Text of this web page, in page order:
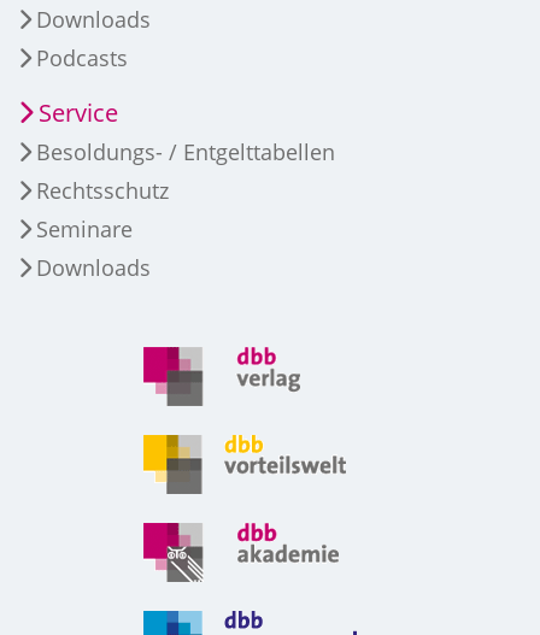
Downloads
Podcasts
Service
Besoldungs- / Entgelttabellen
Rechtsschutz
Seminare
Downloads